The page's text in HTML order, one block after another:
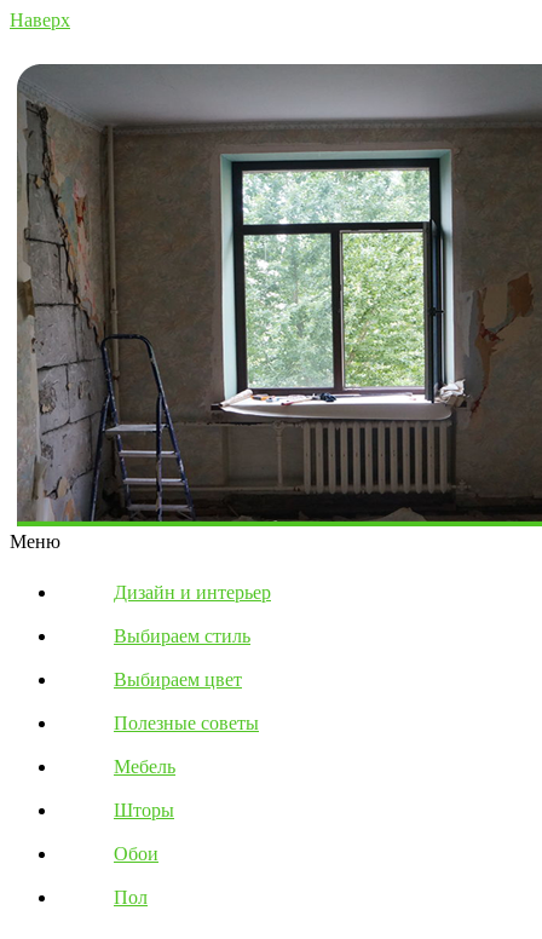
Наверх
Меню
Дизайн и интерьер
Выбираем стиль
Выбираем цвет
Полезные советы
Мебель
Шторы
Обои
Пол